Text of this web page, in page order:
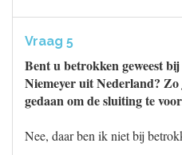
Vraag 5
Bent u betrokken geweest
Niemeyer uit Nederland?
gedaan om de sluiting te
Nee, daar ben ik niet bij